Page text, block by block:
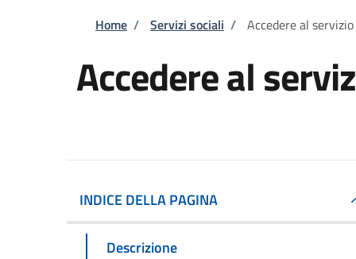
Briciole di pane
Home / Servizi sociali / Accedere al
Accedere al
INDICE DELLA PAGINA
Descrizione